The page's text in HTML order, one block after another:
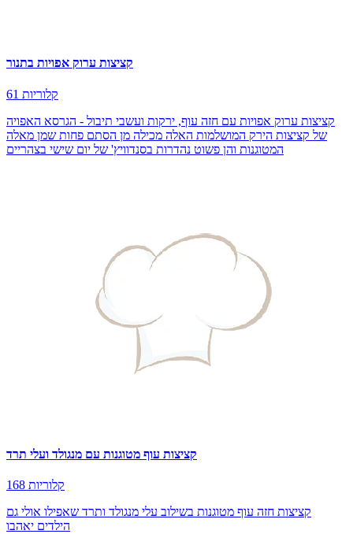
קציצות ערוק אפויות בתנור
61 קלוריות
קציצות ערוק אפויות עם חזה עוף, ירקות ועשבי תיבול - הגרסא האפויה
של קציצות הירק המושלמות האלה מכילה מן הסתם פחות שמן מאלה
המטוגנות והן פשוט נהדרות בסנדוויץ' של יום שישי בצהריים
קציצות עוף מטוגנות עם מנגולד ועלי תרד
168 קלוריות
קציצות חזה עוף מטוגנות בשילוב עלי מנגולד ותרד שאפילו אולי גם
הילדים יאהבו